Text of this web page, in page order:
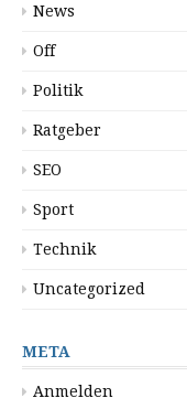
News
Off
Politik
Ratgeber
SEO
Sport
Technik
Uncategorized
META
Anmelden